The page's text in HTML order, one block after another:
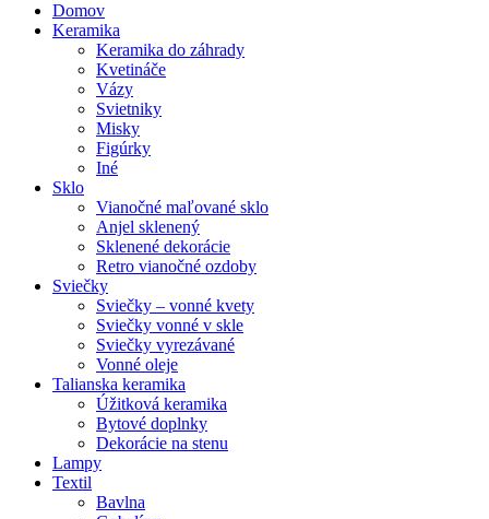
Domov
Keramika
Keramika do záhrady
Kvetináče
Vázy
Svietniky
Misky
Figúrky
Iné
Sklo
Vianočné maľované sklo
Anjel sklenený
Sklenené dekorácie
Retro vianočné ozdoby
Sviečky
Sviečky – vonné kvety
Sviečky vonné v skle
Sviečky vyrezávané
Vonné oleje
Talianska keramika
Úžitková keramika
Bytové doplnky
Dekorácie na stenu
Lampy
Textil
Bavlna